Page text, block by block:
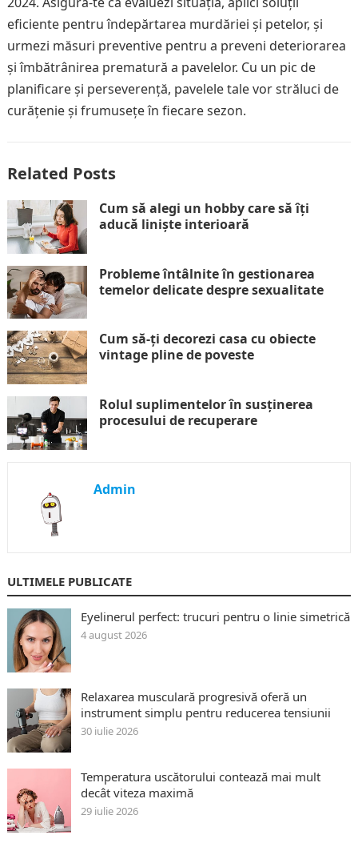
eficiente pentru îndepărtarea murdăriei și petelor, și
urmezi măsuri preventive pentru a preveni deteriorarea
și îmbătrânirea prematură a pavelelor. Cu un pic de
planificare și perseverență, pavelele tale vor străluci de
curățenie și frumusețe în fiecare sezon.
Related Posts
Cum să alegi un hobby care să îți
aducă liniște interioară
Probleme întâlnite în gestionarea
temelor delicate despre sexualitate
Cum să-ți decorezi casa cu obiecte
vintage pline de poveste
Rolul suplimentelor în susținerea
procesului de recuperare
Admin
ULTIMELE PUBLICATE
Eyelinerul perfect: trucuri pentru o linie simetrică
4 august 2026
Relaxarea musculară progresivă oferă un
instrument simplu pentru reducerea tensiunii
30 iulie 2026
Temperatura uscătorului contează mai mult
decât viteza maximă
29 iulie 2026